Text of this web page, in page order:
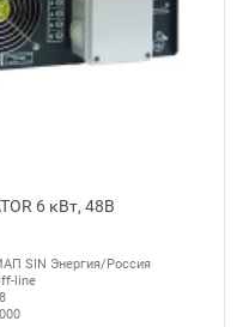
6 кВт, 48В
SIN Энергия/Россия
line